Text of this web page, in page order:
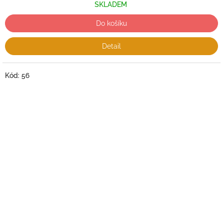
SKLADEM
Do košíku
Detail
Kód: 56